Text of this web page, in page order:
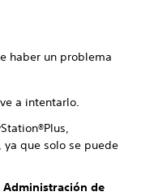
haber un problema
a intentarlo.
que solo se puede
Administración de